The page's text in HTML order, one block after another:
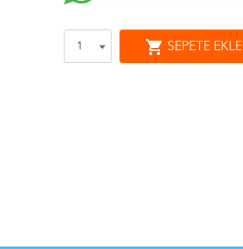
shopping_cart SEPETE EKLE